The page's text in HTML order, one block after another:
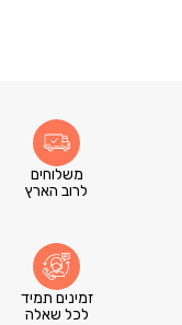
משלוחים
לרוב הארץ
זמינים תמיד
לכל שאלה